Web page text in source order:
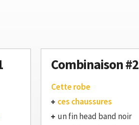
Combinaison #2
Cette robe
ces chaussures
un fin head band noir